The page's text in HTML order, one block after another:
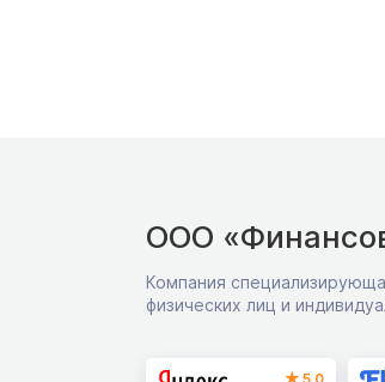
ООО
Компания
физических лиц и